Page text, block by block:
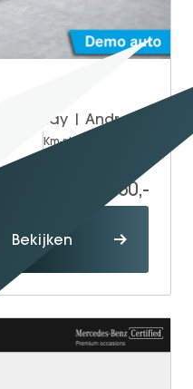
#1
#3
Km-stand
36.950,-
Bekijken